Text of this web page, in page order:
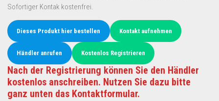
Sofortiger Kontak kostenfrei.
Dieses Produkt hier bestellen Kontakt aufnehmen
Händler anrufen Kostenlos Registrieren
Nach der Registrierung können Sie den Händler
kostenlos anschreiben. Nutzen Sie dazu bitte
ganz unten das Kontaktformular.